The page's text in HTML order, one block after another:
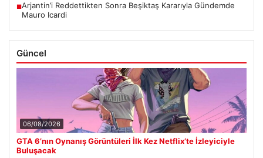
■Arjantin’i Reddettikten Sonra Beşiktaş Kararıyla Gündemde
Mauro Icardi
Güncel
06/08/2026
GTA 6’nın Oynanış Görüntüleri İlk Kez Netflix’te İzleyiciyle
Buluşacak